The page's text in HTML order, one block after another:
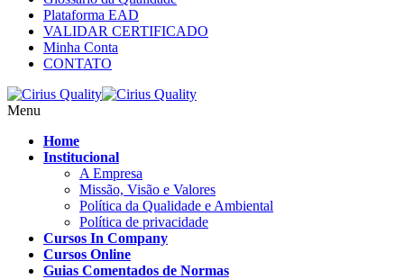
Plataforma EAD
VALIDAR CERTIFICADO
Minha Conta
CONTATO
Menu
Home
Institucional
A Empresa
Missão, Visão e Valores
Política da Qualidade e Ambiental
Política de privacidade
Cursos In Company
Cursos Online
Guias Comentados de Normas